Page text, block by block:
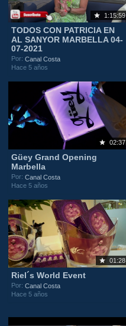
1:15:59
TODOS CON PATRICIA EN
AL SANYOR MARBELLA 04-
07-2021
Por:Canal Costa
Hace 5 años
02:37
Güey Grand Opening
Marbella
Por:Canal Costa
Hace 5 años
01:28
Riel´s World Event
Por:Canal Costa
Hace 5 años